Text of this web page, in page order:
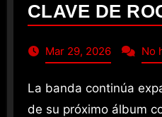
CLAVE DE
Mar 29, 2026 No
La banda continúa expandiendo el universo
de su próximo álbum